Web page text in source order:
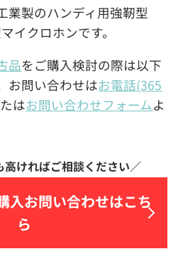
業製のハンディ用強靭型
イクロホンです。
品をご購入検討の際は以下
お問い合わせはお電話(365
はお問い合わせフォームよ
入お問い合わせはこち
ら